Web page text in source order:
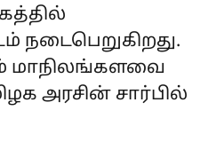
மாநிலங்களவை
அரசின் சார்பில்